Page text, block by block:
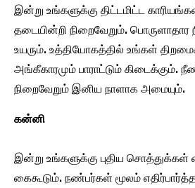
இன்று உங்களுக்கு திட்டமிட்ட
தடையின்றி நிறைவேறும்.
உயரும். உத்தியோகத்தில் உங்கள்
அங்கீகாரமும் பாராட்டும்
நிறைவேறும் இனிய நாளாக அமையும்.
கன்னி
இன்று உங்களுக்கு புதிய சொத்துக்கள்
கைகூடும். நண்பர்கள் மூலம்